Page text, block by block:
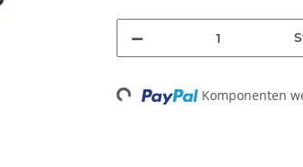
Loading... Komponenten